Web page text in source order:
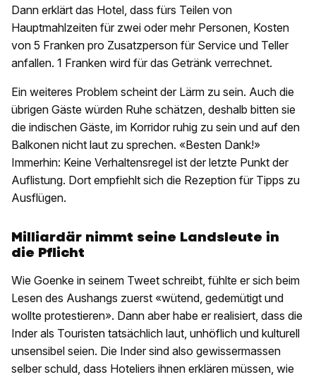
Dann erklärt das Hotel, dass fürs Teilen von
Hauptmahlzeiten für zwei oder mehr Personen, Kosten
von 5 Franken pro Zusatzperson für Service und Teller
anfallen. 1 Franken wird für das Getränk verrechnet.
Ein weiteres Problem scheint der Lärm zu sein. Auch die
übrigen Gäste würden Ruhe schätzen, deshalb bitten sie
die indischen Gäste, im Korridor ruhig zu sein und auf den
Balkonen nicht laut zu sprechen. «Besten Dank!»
Immerhin: Keine Verhaltensregel ist der letzte Punkt der
Auflistung. Dort empfiehlt sich die Rezeption für Tipps zu
Ausflügen.
Milliardär nimmt seine Landsleute in
die Pflicht
Wie Goenke in seinem Tweet schreibt, fühlte er sich beim
Lesen des Aushangs zuerst «wütend, gedemütigt und
wollte protestieren». Dann aber habe er realisiert, dass die
Inder als Touristen tatsächlich laut, unhöflich und kulturell
unsensibel seien. Die Inder sind also gewissermassen
selber schuld, dass Hoteliers ihnen erklären müssen, wie